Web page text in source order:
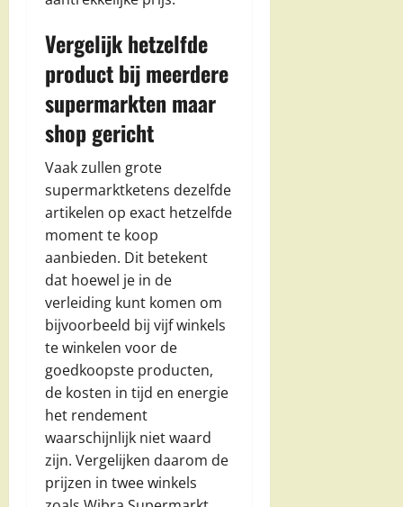
Vergelijk hetzelfde
product bij meerdere
supermarkten maar
shop gericht
Vaak zullen grote
supermarktketens dezelfde
artikelen op exact hetzelfde
moment te koop
aanbieden. Dit betekent
dat hoewel je in de
verleiding kunt komen om
bijvoorbeeld bij vijf winkels
te winkelen voor de
goedkoopste producten,
de kosten in tijd en energie
het rendement
waarschijnlijk niet waard
zijn. Vergelijken daarom de
prijzen in twee winkels